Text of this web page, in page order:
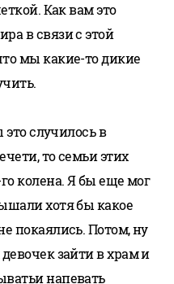
Как вам это
в связи с этой
мы какие-то дикие
это случилось в
то семьи этих
колена. Я бы еще мог
хотя бы какое
покаялись. Потом, ну
зайти в храм и
напевать